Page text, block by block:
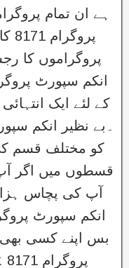
ہے ان تمام
پروگراموں کا
انکم سپورٹ
کے لئے ایک
۔بے نظیر انکم
کو مختلف قسم
قسطوں میں اگر آپ
آپ کی پچاس
انکم سپورٹ
بس اپنے کسی بھی
پروگرام 8171 کے سینٹر جانا ہوگا۔